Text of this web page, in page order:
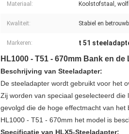
Materiaal: Koolstofstaal,
Kwaliteit: Stabiel en
Markeren: t 51
HL1000 - T51 - 670mm Bank en
Beschrijving van Steeladapter:
De steeladapter wordt gebruikt voor het
Zij worden van speciaal geselecteerd
gevolgd die de hoge effectmacht van het
HL1000 - T51 - 670mm het model is
Specificatie van HLX5-Steeladapter: